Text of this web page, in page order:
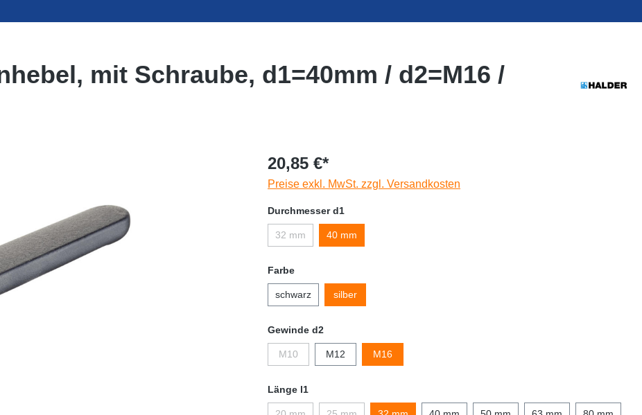
mit Schraube, d1=40mm / d2=M16 /
20,85 €*
Preise exkl. MwSt. zzgl. Versandkosten
Durchmesser d1
32 mm 40 mm
Farbe
schwarz silber
Gewinde d2
M10 M12 M16
Länge l1